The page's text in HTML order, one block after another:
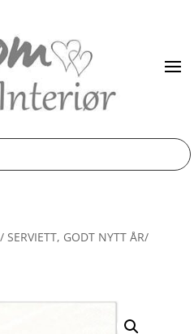
SERVIETT, GODT NYTT ÅR/